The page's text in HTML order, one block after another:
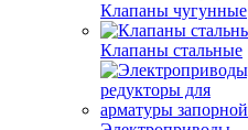
Клапаны чугунные
Клапаны стальные